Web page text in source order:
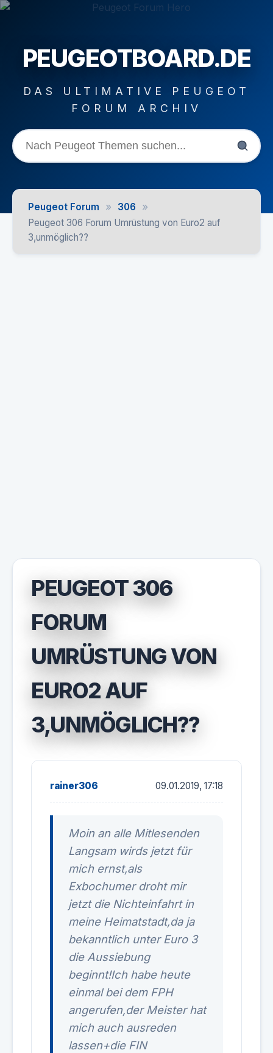
PEUGEOTBOARD.DE
DAS ULTIMATIVE PEUGEOT
FORUM ARCHIV
Peugeot Forum » 306 »
Peugeot 306 Forum Umrüstung von Euro2 auf
3,unmöglich??
PEUGEOT 306
FORUM
UMRÜSTUNG VON
EURO2 AUF
3,UNMÖGLICH??
rainer306 09.01.2019, 17:18
Moin an alle Mitlesenden
Langsam wirds jetzt für
mich ernst,als
Exbochumer droht mir
jetzt die Nichteinfahrt in
meine Heimatstadt,da ja
bekanntlich unter Euro 3
die Aussiebung
beginnt!Ich habe heute
einmal bei dem FPH
angerufen,der Meister hat
mich auch ausreden
lassen+die FIN